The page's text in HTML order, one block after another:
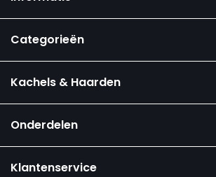
Categorieën
Kachels & Haarden
Onderdelen
Klantenservice